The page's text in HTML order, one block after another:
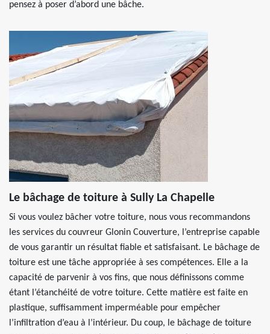
pensez à poser d’abord une bâche.
Le bâchage de toiture à Sully La Chapelle
Si vous voulez bâcher votre toiture, nous vous recommandons
les services du couvreur Glonin Couverture, l’entreprise capable
de vous garantir un résultat fiable et satisfaisant. Le bâchage de
toiture est une tâche appropriée à ses compétences. Elle a la
capacité de parvenir à vos fins, que nous définissons comme
étant l’étanchéité de votre toiture. Cette matière est faite en
plastique, suffisamment imperméable pour empêcher
l’infiltration d’eau à l’intérieur. Du coup, le bâchage de toiture